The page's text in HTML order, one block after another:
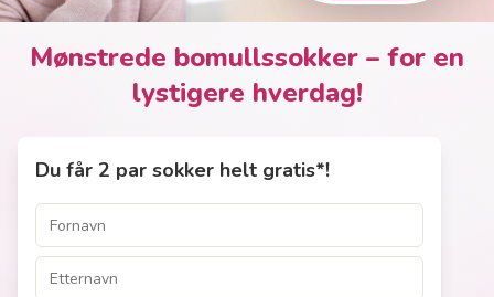
Mønstrede bomullssokker – for en
lystigere hverdag!
Du får 2 par sokker helt gratis*!